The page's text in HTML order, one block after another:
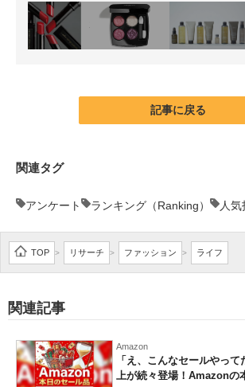
記事に戻る
関連タグ
アンケート ランキング（Ranking） 人気
TOP > リサーチ > ファッション > ライフ
関連記事
Amazon
「え、こんなセールやっ
上が続々登場！Amazonの